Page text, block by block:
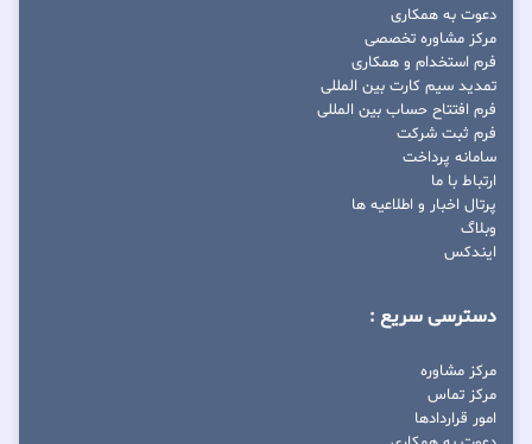
دعوت به همکاری
مرکز مشاوره تخصصی
فرم استخدام و همکاری
تمدید سیم کارت بین المللی
فرم افتتاح حساب بین المللی
فرم ثبت شرکت
سامانه پرداخت
ارتباط با ما
پرتال اخبار و اطلاعیه ها
وبلاگ
ایندکس
دسترسی سریع :
مرکز مشاوره
مرکز تماس
امور قراردادها